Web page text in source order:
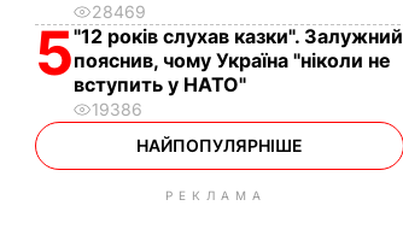
28469
5"12 років слухав казки". Залужний
пояснив, чому Україна "ніколи не
вступить у НАТО"
19386
НАЙПОПУЛЯРНІШЕ
РЕКЛАМА